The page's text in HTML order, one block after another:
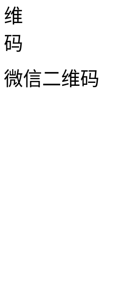
微信二维码